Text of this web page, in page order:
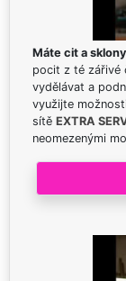
Máte cit a
pocit z té zářivé
vydělávat a
využijte
sítě EXTRA
neomezenými